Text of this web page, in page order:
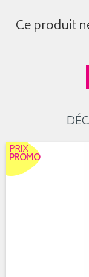
Ce produit
PRIX
PROMO